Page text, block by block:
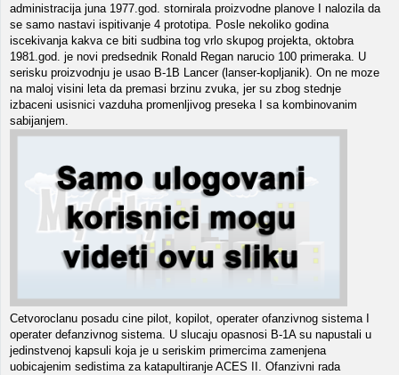
administracija juna 1977.god. stornirala proizvodne planove I nalozila da
se samo nastavi ispitivanje 4 prototipa. Posle nekoliko godina
iscekivanja kakva ce biti sudbina tog vrlo skupog projekta, oktobra
1981.god. je novi predsednik Ronald Regan narucio 100 primeraka. U
serisku proizvodnju je usao B-1B Lancer (lanser-kopljanik). On ne moze
na maloj visini leta da premasi brzinu zvuka, jer su zbog stednje
izbaceni usisnici vazduha promenljivog preseka I sa kombinovanim
sabijanjem.
Cetvoroclanu posadu cine pilot, kopilot, operater ofanzivnog sistema I
operater defanzivnog sistema. U slucaju opasnosi B-1A su napustali u
jedinstvenoj kapsuli koja je u seriskim primercima zamenjena
uobicajenim sedistima za katapultiranje ACES II. Ofanzivni rada